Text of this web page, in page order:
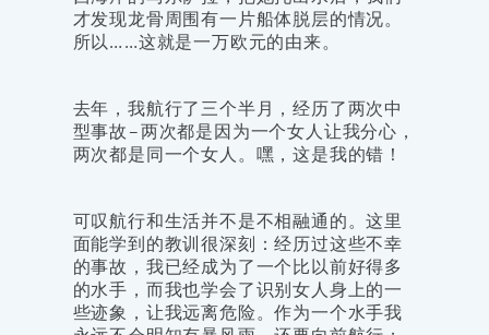
才发现龙骨周围有一片船体脱层的情况。
所以……这就是一万欧元的由来。
去年，我航行了三个半月，经历了两次中
型事故–两次都是因为一个女人让我分心，
两次都是同一个女人。嘿，这是我的错！
可叹航行和生活并不是不相融通的。这里
面能学到的教训很深刻：经历过这些不幸
的事故，我已经成为了一个比以前好得多
的水手，而我也学会了识别女人身上的一
些迹象，让我远离危险。作为一个水手我